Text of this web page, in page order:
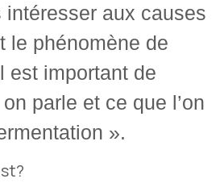
intéresser aux causes
le phénomène de
est important de
parle et ce que l’on
».